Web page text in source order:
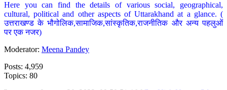
Here you can find the details of various social, geographical,
cultural, political and other aspects of Uttarakhand at a glance. (
उत्तराखण्ड के भौगोलिक,सामाजिक,सांस्कृतिक,राजनीतिक और अन्य पहलुओं
पर एक नजर)
Moderator: Meena Pandey
Posts: 4,959
Topics: 80